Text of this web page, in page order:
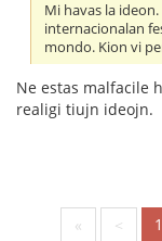
Mi havas la
internacionalan
mondo. Kion vi
Ne estas malfacile
realigi tiujn ideojn.
« < 1